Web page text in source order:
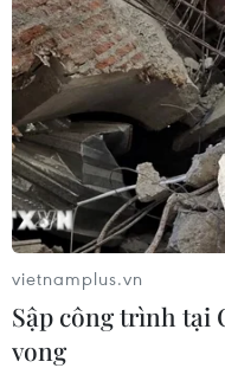
vietnamplus.vn
Sập công trình tại
vong